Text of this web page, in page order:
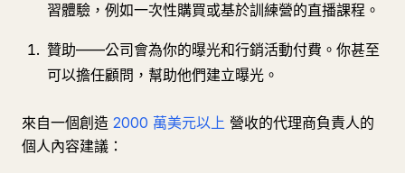
習體驗，例如一次性購買或基於訓練營的直播課程。
贊助——公司會為你的曝光和行銷活動付費。你甚至
可以擔任顧問，幫助他們建立曝光。
來自一個創造 2000 萬美元以上 營收的代理商負責人的
個人內容建議：